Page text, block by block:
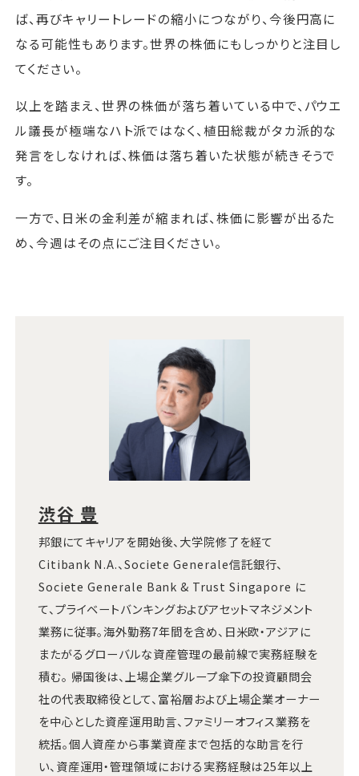
ば、再びキャリートレードの縮小につながり、今後円高に
なる可能性もあります。世界の株価にもしっかりと注目し
てください。
以上を踏まえ、世界の株価が落ち着いている中で、パウエ
ル議長が極端なハト派ではなく、植田総裁がタカ派的な
発言をしなければ、株価は落ち着いた状態が続きそうで
す。
一方で、日米の金利差が縮まれば、株価に影響が出るた
め、今週はその点にご注目ください。
渋谷 豊
邦銀にてキャリアを開始後、大学院修了を経て
Citibank N.A.、Societe Generale信託銀行、
Societe Generale Bank & Trust Singapore に
て、プライベートバンキングおよびアセットマネジメント
業務に従事。海外勤務7年間を含め、日米欧・アジアに
またがるグローバルな資産管理の最前線で実務経験を
積む。 帰国後は、上場企業グループ傘下の投資顧問会
社の代表取締役として、富裕層および上場企業オーナー
を中心とした資産運用助言、ファミリーオフィス業務を
統括。個人資産から事業資産まで包括的な助言を行
い、資産運用・管理領域における実務経験は25年以上